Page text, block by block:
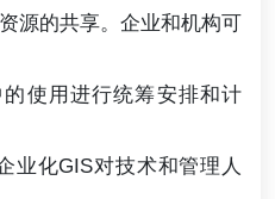
源的共享。企业和机构可
使用进行统筹安排和计
业化GIS对技术和管理人